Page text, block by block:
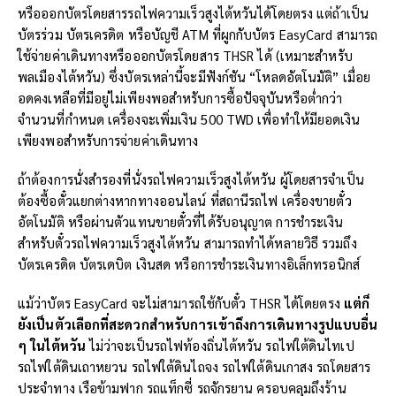
หรือออกบัตรโดยสารรถไฟความเร็วสูงไต้หวันได้โดยตรง แต่ถ้าเป็น
บัตรร่วม บัตรเครดิต หรือบัญชี ATM ที่ผูกกับบัตร EasyCard สามารถ
ใช้จ่ายค่าเดินทางหรือออกบัตรโดยสาร THSR ได้ (เหมาะสำหรับ
พลเมืองไต้หวัน) ซึ่งบัตรเหล่านี้จะมีฟังก์ชัน “โหลดอัตโนมัติ” เมื่อย
อดคงเหลือที่มีอยู่ไม่เพียงพอสำหรับการซื้อปัจจุบันหรือต่ำกว่า
จำนวนที่กำหนด เครื่องจะเพิ่มเงิน 500 TWD เพื่อทำให้มียอดเงิน
เพียงพอสำหรับการจ่ายค่าเดินทาง
ถ้าต้องการนั่งสำรองที่นั่งรถไฟความเร็วสูงไต้หวัน ผู้โดยสารจำเป็น
ต้องซื้อตั๋วแยกต่างหากทางออนไลน์ ที่สถานีรถไฟ เครื่องขายตั๋ว
อัตโนมัติ หรือผ่านตัวแทนขายตั๋วที่ได้รับอนุญาต การชำระเงิน
สำหรับตั๋วรถไฟความเร็วสูงไต้หวัน สามารถทำได้หลายวิธี รวมถึง
บัตรเครดิต บัตรเดบิต เงินสด หรือการชำระเงินทางอิเล็กทรอนิกส์
แม้ว่าบัตร EasyCard จะไม่สามารถใช้กับตั๋ว THSR ได้โดยตรง แต่ก็
ยังเป็นตัวเลือกที่สะดวกสำหรับการเข้าถึงการเดินทางรูปแบบอื่น
ๆ ในไต้หวัน ไม่ว่าจะเป็นรถไฟท้องถิ่นไต้หวัน รถไฟใต้ดินไทเป
รถไฟใต้ดินเถาหยวน รถไฟใต้ดินไถจง รถไฟใต้ดินเกาสง รถโดยสาร
ประจำทาง เรือข้ามฟาก รถแท็กซี่ รถจักรยาน ครอบคลุมถึงร้าน